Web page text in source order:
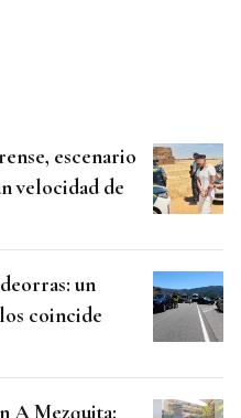
escenario
velocidad de
un
coincide
A Mezquita: